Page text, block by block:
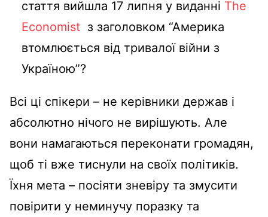
стаття вийшла 17 липня у виданні The
Economist з заголовком “Америка
втомлюється від тривалої війни з
Україною”?
Всі ці спікери – не керівники держав і
абсолютно нічого не вирішують. Але
вони намагаються переконати громадян,
щоб ті вже тиснули на своїх політиків.
Їхня мета – посіяти зневіру та змусити
повірити у неминучу поразку та